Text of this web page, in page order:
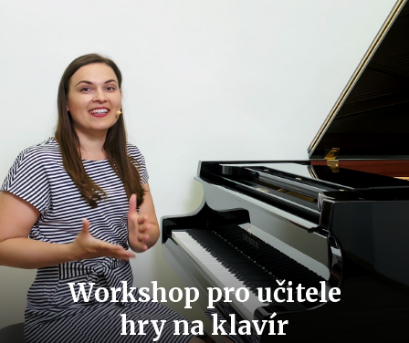
Workshop pro učitele
hry na klavír